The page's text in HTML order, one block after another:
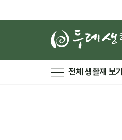
전체 생활재 보기